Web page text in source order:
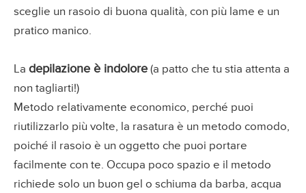
sceglie un rasoio di buona qualità, con più lame e un
pratico manico.
La depilazione è indolore (a patto che tu stia attenta a
non tagliarti!)
Metodo relativamente economico, perché puoi
riutilizzarlo più volte, la rasatura è un metodo comodo,
poiché il rasoio è un oggetto che puoi portare
facilmente con te. Occupa poco spazio e il metodo
richiede solo un buon gel o schiuma da barba, acqua